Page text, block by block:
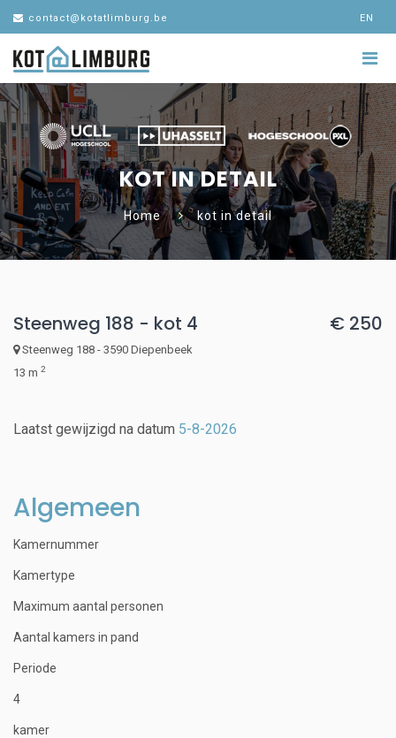
contact@kotatlimburg.be EN
KOT IN DETAIL
Home kot in detail
Steenweg 188 - kot 4
Steenweg 188 - 3590 Diepenbeek
13 m 2
€ 250
Laatst gewijzigd na datum 5-8-2026
Algemeen
Kamernummer
Kamertype
Maximum aantal personen
Aantal kamers in pand
Periode
4
kamer